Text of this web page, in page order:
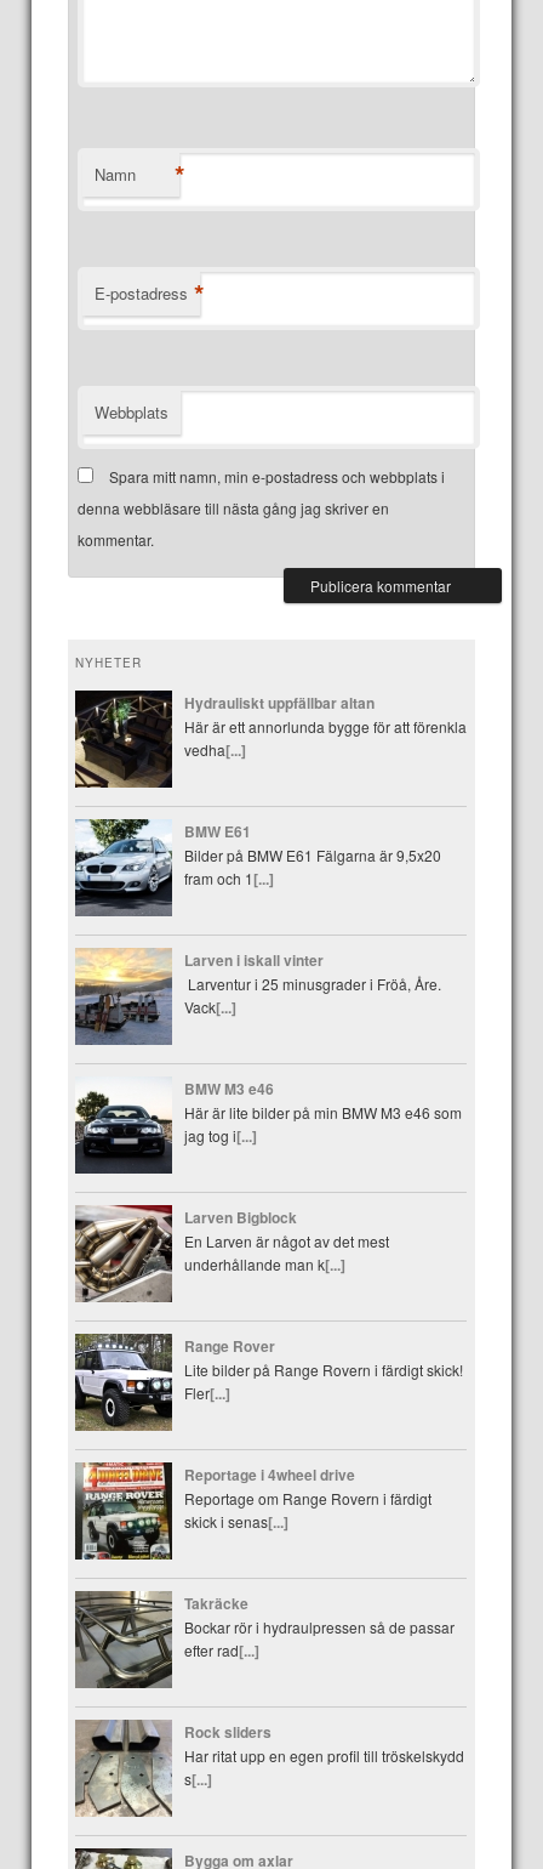
Namn *
E-postadress *
Webbplats
Spara mitt namn, min e-postadress och webbplats i
denna webbläsare till nästa gång jag skriver en
kommentar.
NYHETER
Hydrauliskt uppfällbar altan
Här är ett annorlunda bygge för att förenkla
vedha[...]
BMW E61
Bilder på BMW E61 Fälgarna är 9,5x20
fram och 1[...]
Larven i iskall vinter
Larventur i 25 minusgrader i Fröå, Åre.
Vack[...]
BMW M3 e46
Här är lite bilder på min BMW M3 e46 som
jag tog i[...]
Larven Bigblock
En Larven är något av det mest
underhållande man k[...]
Range Rover
Lite bilder på Range Rovern i färdigt skick!
Fler[...]
Reportage i 4wheel drive
Reportage om Range Rovern i färdigt
skick i senas[...]
Takräcke
Bockar rör i hydraulpressen så de passar
efter rad[...]
Rock sliders
Har ritat upp en egen profil till tröskelskydd
s[...]
Bygga om axlar